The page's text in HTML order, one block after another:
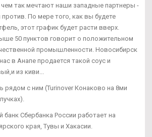
чем так мечтают наши западные партнеры -
против. По мере того, как вы будете
этот график будет расти вверх.
50 пунктов говорит о положительном
промышленности. Новосибирск
в Анапе продается такой соус и
из киви...
рядом с ним (Turinover Конаково на 8ми
банк Сбербанка России работает на
края, Тувы и Хакасии.